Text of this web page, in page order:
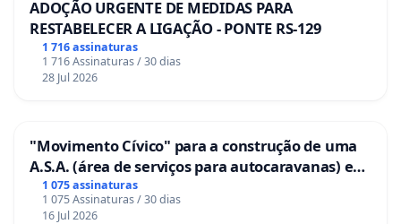
ADOÇÃO URGENTE DE MEDIDAS PARA
RESTABELECER A LIGAÇÃO - PONTE RS-129
1 716 assinaturas
1 716 Assinaturas / 30 dias
28 Jul 2026
"Movimento Cívico" para a construção de uma
A.S.A. (área de serviços para autocaravanas) em
Coimbra
1 075 assinaturas
1 075 Assinaturas / 30 dias
16 Jul 2026